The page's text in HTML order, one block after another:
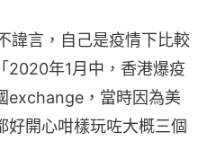
諱言，自己是疫情下比較
2020年1月中，香港爆疫
exchange，當時因為美
好開心咁樣玩咗大概三個